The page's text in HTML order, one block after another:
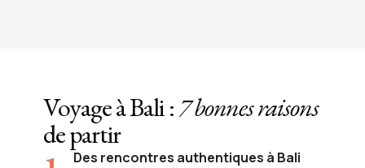
Voyage à Bali :7 bonnes raisons
de partir
Des rencontres authentiques à Bali